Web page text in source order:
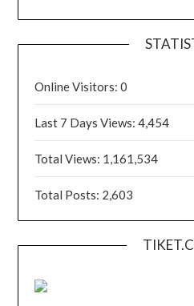
Online Visitors:0
Last 7 Days Views:4,454
Total Views: 1,161,534
Total Posts: 2,603